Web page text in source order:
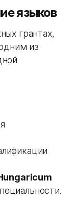
языков
грантах,
из